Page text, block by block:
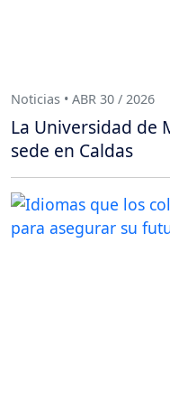
Noticias • ABR 30 / 2026
La Universidad de
sede en Caldas